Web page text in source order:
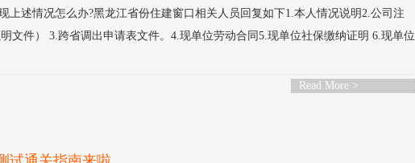
上述情况怎么办?黑龙江省份住建窗口相关人员回复如下1.本人情况说明2.公司注
文件） 3.跨省调出申请表文件。4.现单位劳动合同5.现单位社保缴纳证明 6.现单位
Read More >